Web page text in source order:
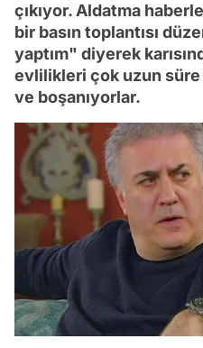
çıkıyor. Aldatma
bir basın toplantısı
yaptım" diyerek
evlilikleri çok uzun süre
ve boşanıyorlar.